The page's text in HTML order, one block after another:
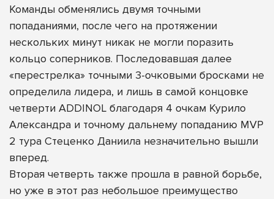
Команды обменялись двумя точными
попаданиями, после чего на протяжении
нескольких минут никак не могли поразить
кольцо соперников. Последовавшая далее
«перестрелка» точными 3-очковыми бросками не
определила лидера, и лишь в самой концовке
четверти ADDINOL благодаря 4 очкам Курило
Александра и точному дальнему попаданию MVP
2 тура Стеценко Даниила незначительно вышли
вперед.
Вторая четверть также прошла в равной борьбе,
но уже в этот раз небольшое преимущество